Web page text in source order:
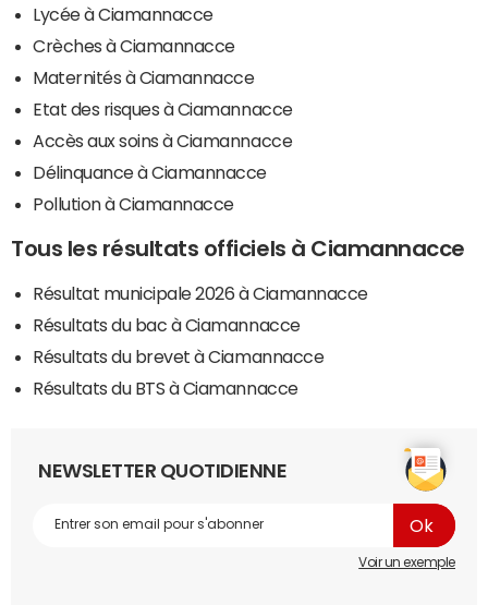
Lycée à Ciamannacce
Crèches à Ciamannacce
Maternités à Ciamannacce
Etat des risques à Ciamannacce
Accès aux soins à Ciamannacce
Délinquance à Ciamannacce
Pollution à Ciamannacce
Tous les résultats officiels à Ciamannacce
Résultat municipale 2026 à Ciamannacce
Résultats du bac à Ciamannacce
Résultats du brevet à Ciamannacce
Résultats du BTS à Ciamannacce
NEWSLETTER QUOTIDIENNE
Voir un exemple